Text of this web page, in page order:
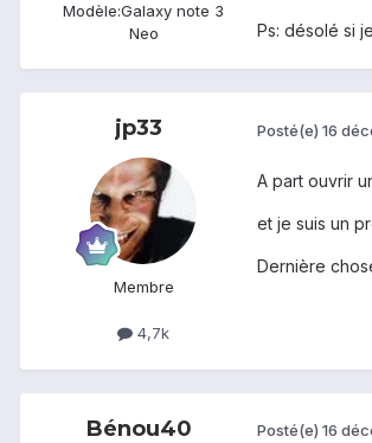
Modèle:Galaxy note 3
Neo
Ps: désolé si
jp33
Membre
4,7k
Posté(e) 16
A part ouvrir
et je suis un
Dernière
Bénou40 Posté(e) 16